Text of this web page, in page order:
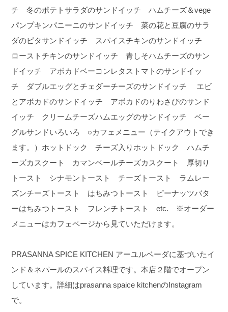
チ 冬のポテトサラダのサンドイッチ ハムチーズ＆vege
パンプキンパニーニのサンドイッチ 菜の花と豆腐のサラ
ダのピタサンドイッチ スパイスチキンのサンドイッチ
ローストチキンのサンドイッチ 青しそハムチーズのサン
ドイッチ アボカドベーコンレタストマトのサンドイッ
チ ダブルエッグとチェダーチーズのサンドイッチ エビ
とアボカドのサンドイッチ アボカドのりわさびのサンド
イッチ クリームチーズハムエッグのサンドイッチ ベー
グルサンドいろいろ ○カフェメニュー（テイクアウトでき
ます。）ホットドック チーズ入りホットドック ハムチ
ーズカスクート カマンベールチーズカスクート 厚切り
トースト シナモントースト チーズトースト ラムレー
ズンチーズトースト はちみつトースト ピーナッツバタ
ーはちみつトースト フレンチトースト etc. ※オーダー
メニューはカフェページから見ていただけます。
PRASANNA SPICE KITCHEN アーユルベーダに基づいたイ
ンド＆ネパールのスパイス料理です。本店２階でオープン
しています。詳細はprasanna spaice kitchenのInstagram
で。